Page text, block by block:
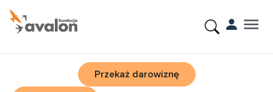
Przekaż darowiznę